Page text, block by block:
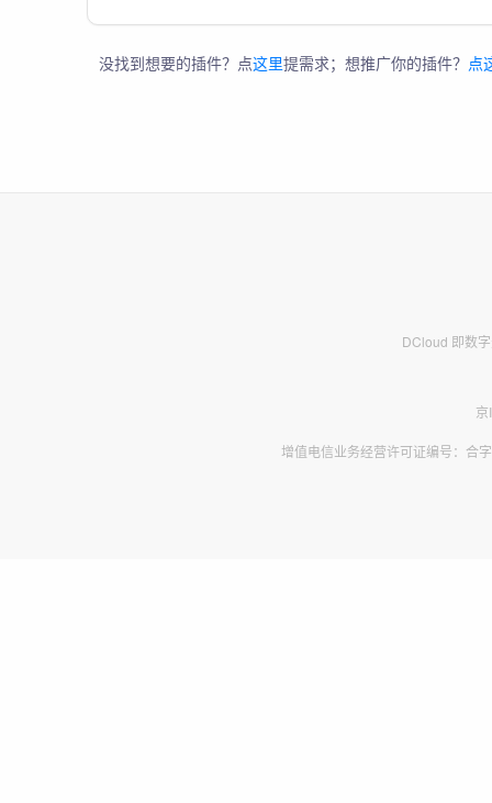
没找到想要的插件？点这里提需求；想推广你的插件？ 点
DCloud 即数
增值电信业务经营许可证编号：合